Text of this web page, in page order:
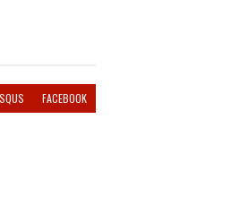
FACEBOOK